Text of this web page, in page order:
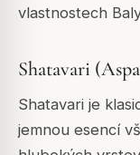
vlastnostech
Shatavari
Shatavari je
jemnou esencí